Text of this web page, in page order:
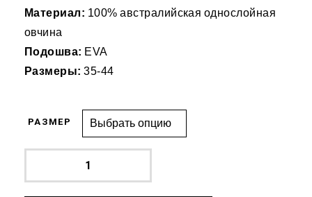
Материал: 100% австралийская однослойная
овчина
Подошва: EVA
Размеры:35-44
РАЗМЕР